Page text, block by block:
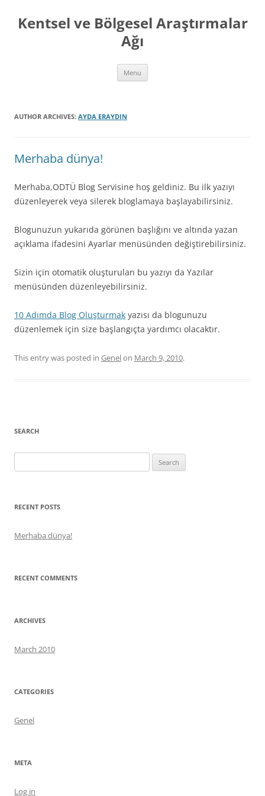
content
Kentsel ve Bölgesel Araştırmalar
Ağı
Menu
AUTHOR ARCHIVES: AYDA ERAYDIN
Merhaba dünya!
Merhaba,ODTÜ Blog Servisine hoş geldiniz. Bu ilk yazıyı
düzenleyerek veya silerek bloglamaya başlayabilirsiniz.
Blogunuzun yukarıda görünen başlığını ve altında yazan
açıklama ifadesini Ayarlar menüsünden değiştirebilirsiniz.
Sizin için otomatik oluşturulan bu yazıyı da Yazılar
menüsünden düzenleyebilirsiniz.
10 Adımda Blog Oluşturmak yazısı da blogunuzu
düzenlemek için size başlangıçta yardımcı olacaktır.
This entry was posted in Genelon March 9, 2010.
SEARCH
for:
RECENT POSTS
Merhaba dünya!
RECENT COMMENTS
ARCHIVES
March 2010
CATEGORIES
Genel
META
Log in